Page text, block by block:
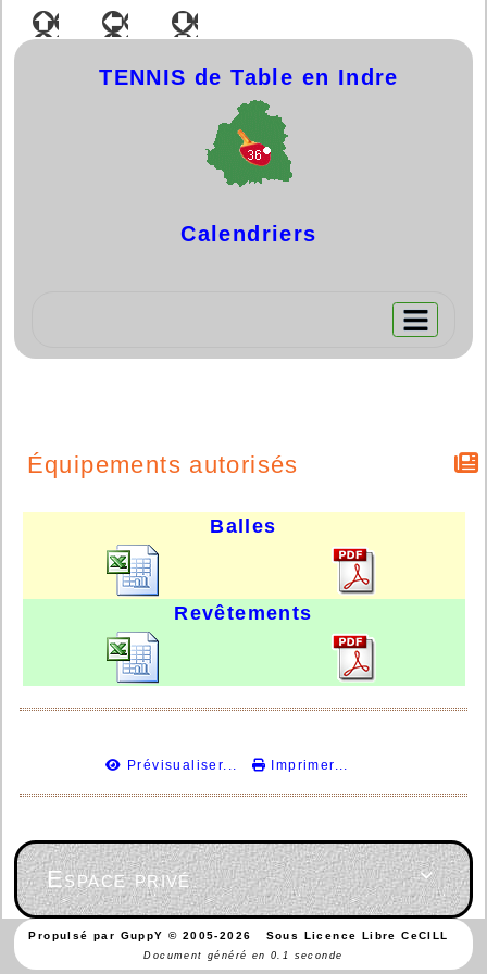
TENNIS de Table en Indre
Calendriers
Équipements autorisés
Balles
Revêtements
Prévisualiser... Imprimer...

Espace privé
Propulsé par GuppY© 2005-2026 Sous Licence Libre CeCILL
Document généré en 0.1 seconde